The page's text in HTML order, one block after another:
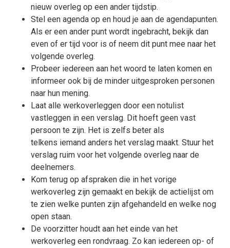
nieuw overleg op een ander tijdstip.
Stel een agenda op en houd je aan de agendapunten.
Als er een ander punt wordt ingebracht, bekijk dan
even of er tijd voor is of neem dit punt mee naar het
volgende overleg.
Probeer iedereen aan het woord te laten komen en
informeer ook bij de minder uitgesproken personen
naar hun mening.
Laat alle werkoverleggen door een notulist
vastleggen in een verslag. Dit hoeft geen vast
persoon te zijn. Het is zelfs beter als
telkens iemand anders het verslag maakt. Stuur het
verslag ruim voor het volgende overleg naar de
deelnemers.
Kom terug op afspraken die in het vorige
werkoverleg zijn gemaakt en bekijk de actielijst om
te zien welke punten zijn afgehandeld en welke nog
open staan.
De voorzitter houdt aan het einde van het
werkoverleg een rondvraag. Zo kan iedereen op- of